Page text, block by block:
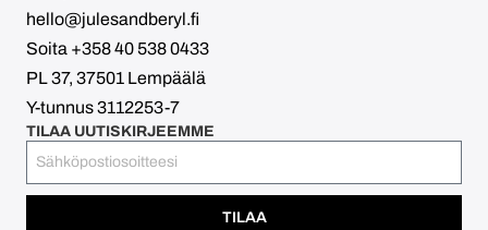
hello@julesandberyl.fi
Soita +358 40 538 0433
PL 37, 37501 Lempäälä
Y-tunnus 3112253-7
TILAA UUTISKIRJEEMME
TILAA